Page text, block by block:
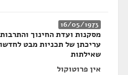
16/05/1973
מסקנות ועדת החינוך
עריכתן של תכניות מבט
שאילתות
אין פרוטוקול